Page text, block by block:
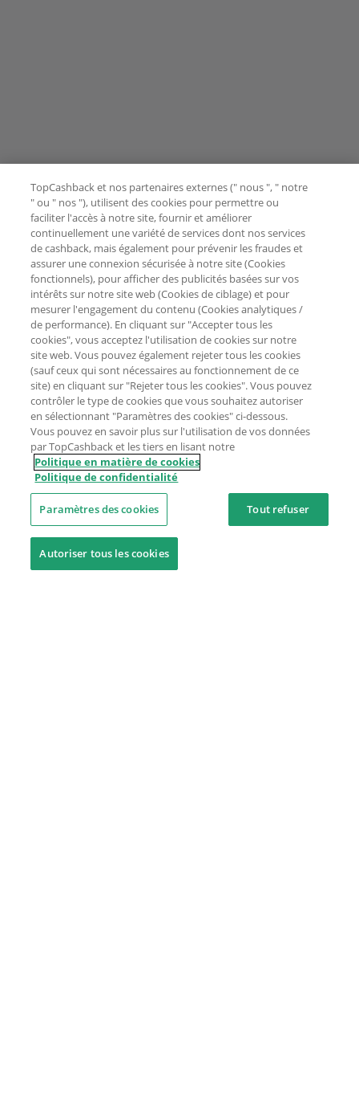
TopCashback et nos partenaires externes (" nous ", " notre
" ou " nos "), utilisent des cookies pour permettre ou
faciliter l'accès à notre site, fournir et améliorer
continuellement une variété de services dont nos services
de cashback, mais également pour prévenir les fraudes et
assurer une connexion sécurisée à notre site (Cookies
fonctionnels), pour afficher des publicités basées sur vos
intérêts sur notre site web (Cookies de ciblage) et pour
mesurer l'engagement du contenu (Cookies analytiques /
de performance). En cliquant sur "Accepter tous les
cookies", vous acceptez l'utilisation de cookies sur notre
site web. Vous pouvez également rejeter tous les cookies
(sauf ceux qui sont nécessaires au fonctionnement de ce
site) en cliquant sur "Rejeter tous les cookies". Vous pouvez
contrôler le type de cookies que vous souhaitez autoriser
en sélectionnant "Paramètres des cookies" ci-dessous.
Vous pouvez en savoir plus sur l'utilisation de vos données
par TopCashback et les tiers en lisant notre
Politique en matière de cookies
Politique de confidentialité
Paramètres des cookies Tout refuser
Autoriser tous les cookies